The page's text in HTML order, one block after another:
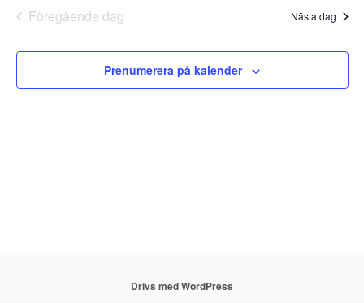
Navigation
Föregående dag Nästa dag
Prenumerera på kalender
Drivs med WordPress